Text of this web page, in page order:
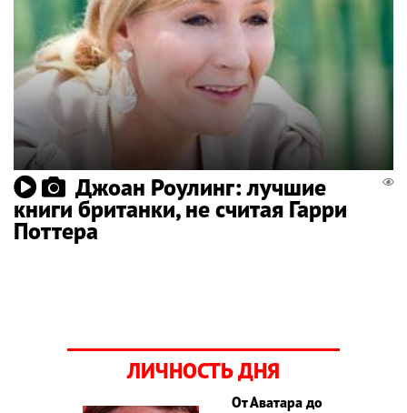
Джоан Роулинг: лучшие
книги британки, не считая Гарри
Поттера
ЛИЧНОСТЬ ДНЯ
От Аватара до